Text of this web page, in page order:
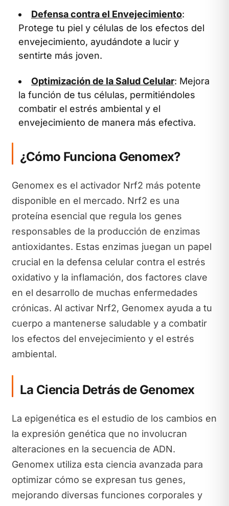
Defensa contra el Envejecimiento:
Protege tu piel y células de los efectos del
envejecimiento, ayudándote a lucir y
sentirte más joven.
Optimización de la Salud Celular: Mejora
la función de tus células, permitiéndoles
combatir el estrés ambiental y el
envejecimiento de manera más efectiva.
¿Cómo Funciona Genomex?
Genomex es el activador Nrf2 más potente
disponible en el mercado. Nrf2 es una
proteína esencial que regula los genes
responsables de la producción de enzimas
antioxidantes. Estas enzimas juegan un papel
crucial en la defensa celular contra el estrés
oxidativo y la inflamación, dos factores clave
en el desarrollo de muchas enfermedades
crónicas. Al activar Nrf2, Genomex ayuda a tu
cuerpo a mantenerse saludable y a combatir
los efectos del envejecimiento y el estrés
ambiental.
La Ciencia Detrás de Genomex
La epigenética es el estudio de los cambios en
la expresión genética que no involucran
alteraciones en la secuencia de ADN.
Genomex utiliza esta ciencia avanzada para
optimizar cómo se expresan tus genes,
mejorando diversas funciones corporales y